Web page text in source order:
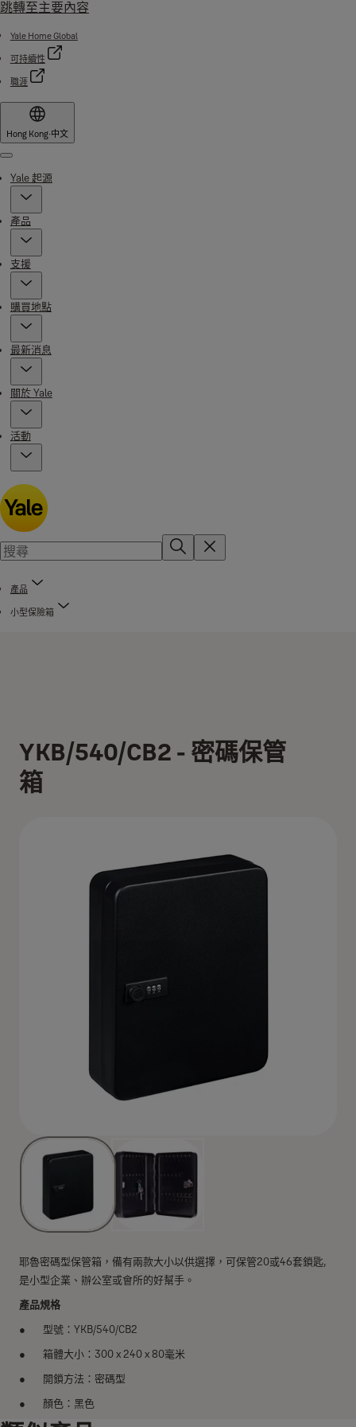
跳轉至主要內容
Yale Home Global
可持續性
職涯
Hong Kong·中文
Menu
Yale 起源
產品
支援
購買地點
最新消息
關於 Yale
活動
產品
小型保險箱
YKB/540/CB2 - 密碼保管
箱
耶魯密碼型保管箱，備有兩款大小以供選擇，可保管20或46套鎖匙,
是小型企業、辦公室或會所的好幫手。
產品規格
型號：YKB/540/CB2
箱體大小：300 x 240 x 80毫米
開鎖方法：密碼型
顏色：黑色